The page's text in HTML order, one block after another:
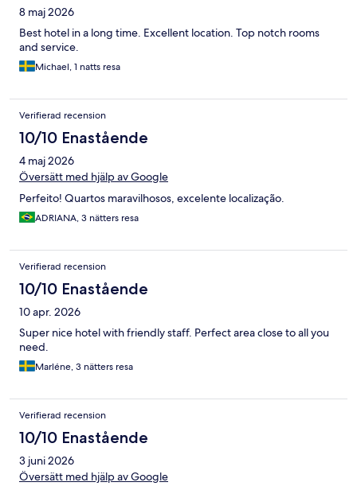
8 maj 2026
Best hotel in a long time. Excellent location. Top notch rooms
and service.
Michael, 1 natts resa
Verifierad recension
10/10 Enastående
4 maj 2026
Översätt med hjälp av Google
Perfeito! Quartos maravilhosos, excelente localização.
ADRIANA, 3 nätters resa
Verifierad recension
10/10 Enastående
10 apr. 2026
Super nice hotel with friendly staff. Perfect area close to all you
need.
Marléne, 3 nätters resa
Verifierad recension
10/10 Enastående
3 juni 2026
Översätt med hjälp av Google